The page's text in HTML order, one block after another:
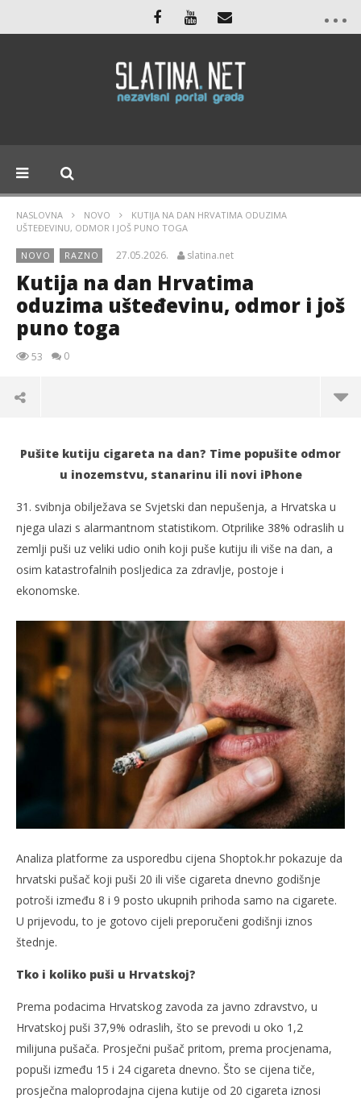
NASLOVNA NOVO
KUTIJA NA DAN HRVATIMA ODUZIMA
UŠTEĐEVINU, ODMOR I JOŠ PUNO TOGA
NOVO RAZNO 27.05.2026. slatina.net
Kutija na dan Hrvatima
oduzima ušteđevinu, odmor i još
puno toga
53 0
TRENUTNO OTVORENO
Kutija na dan Hrvatima oduzima ušteđevinu,
odmor i još puno toga
27.05.2026.
Pušite kutiju cigareta na dan? Time popušite odmor
u inozemstvu, stanarinu ili novi iPhone
31. svibnja obilježava se Svjetski dan nepušenja, a Hrvatska u
njega ulazi s alarmantnom statistikom. Otprilike 38% odraslih u
zemlji puši uz veliki udio onih koji puše kutiju ili više na dan, a
osim katastrofalnih posljedica za zdravlje, postoje i
ekonomske.
Analiza platforme za usporedbu cijena Shoptok.hr pokazuje da
hrvatski pušač koji puši 20 ili više cigareta dnevno godišnje
potroši između 8 i 9 posto ukupnih prihoda samo na cigarete.
U prijevodu, to je gotovo cijeli preporučeni godišnji iznos
štednje.
Tko i koliko puši u Hrvatskoj?
Prema podacima Hrvatskog zavoda za javno zdravstvo, u
Hrvatskoj puši 37,9% odraslih, što se prevodi u oko 1,2
milijuna pušača. Prosječni pušač pritom, prema procjenama,
popuši između 15 i 24 cigareta dnevno. Što se cijena tiče,
prosječna maloprodajna cijena kutije od 20 cigareta iznosi